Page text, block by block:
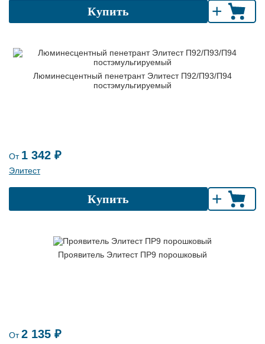
Купить +
Люминесцентный пенетрант Элитест П92/П93/П94
постэмульгируемый
От 1 342 ₽
Элитест
Купить +
Проявитель Элитест ПР9 порошковый
От2 135 ₽